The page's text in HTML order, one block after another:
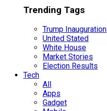
Trending Tags
Trump Inauguration
United Stated
White House
Market Stories
Election Results
Tech
All
Apps
Gadget